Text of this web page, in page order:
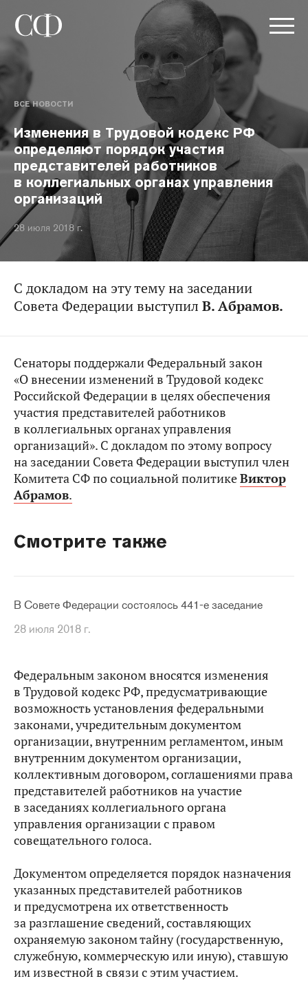
ВСЕ НОВОСТИ
Изменения в Трудовой кодекс РФ
определяют порядок участия
представителей работников
в коллегиальных органах управления
организаций
28 июля 2018 г.
С докладом на эту тему на заседании
Совета Федерации выступил В. Абрамов.
Сенаторы поддержали Федеральный закон
«О внесении изменений в Трудовой кодекс
Российской Федерации в целях обеспечения
участия представителей работников
в коллегиальных органах управления
организаций». С докладом по этому вопросу
на заседании Совета Федерации выступил член
Комитета СФ по социальной политикеВиктор
Абрамов.
Смотрите также
В Совете Федерации состоялось 441-е заседание
28 июля 2018 г.
Федеральным законом вносятся изменения
в Трудовой кодекс РФ, предусматривающие
возможность установления федеральными
законами, учредительным документом
организации, внутренним регламентом, иным
внутренним документом организации,
коллективным договором, соглашениями права
представителей работников на участие
в заседаниях коллегиального органа
управления организации с правом
совещательного голоса.
Документом определяется порядок назначения
указанных представителей работников
и предусмотрена их ответственность
за разглашение сведений, составляющих
охраняемую законом тайну (государственную,
служебную, коммерческую или иную), ставшую
им известной в связи с этим участием.